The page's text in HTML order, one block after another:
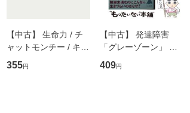
【中古】 生命力 / チ
ャットモンチー / キュ
ーンレコード [CD]
【メール便送料無料】
355円
【中古】 発達障害
「グレーゾーン」 そ
の正しい理解と克服法
(SB新書 572) / 岡田尊
409円